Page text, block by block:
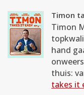
Timon
Timon
hand
thuis:
takes it